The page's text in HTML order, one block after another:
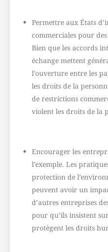
Permettre aux États
commerciales pour
Bien que les accords
échange mettent
l’ouverture entre les
les droits de la
de restrictions
violent les droits de la
Encourager les
l’exemple. Les
protection de
peuvent avoir un
d’autres entreprises
pour qu’ils insistent
protègent les droits